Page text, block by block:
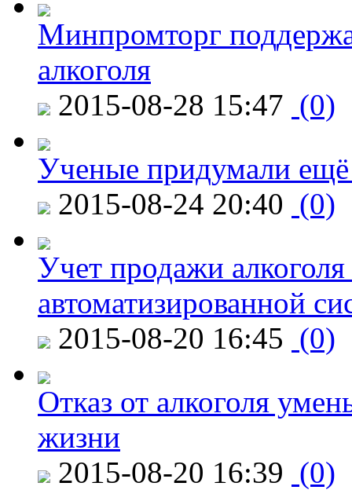
Минпромторг
алкоголя
2015-08-28 15:47 (0)
Ученые придумали ещё
2015-08-24 20:40 (0)
Учет продажи
автоматизированной
2015-08-20 16:45 (0)
Отказ от алкоголя
жизни
2015-08-20 16:39 (0)